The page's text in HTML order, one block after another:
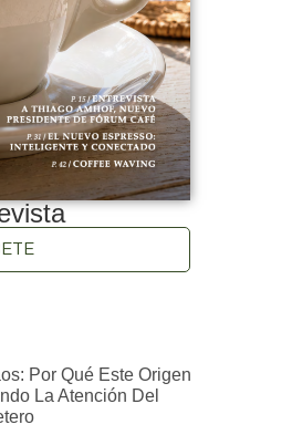
Por Qué Este Origen
La Atención Del